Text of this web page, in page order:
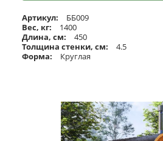
Артикул:
ББ009
Вес, кг:
1400
Длина, см:
450
Толщина стенки, см:
4.5
Форма:
Круглая